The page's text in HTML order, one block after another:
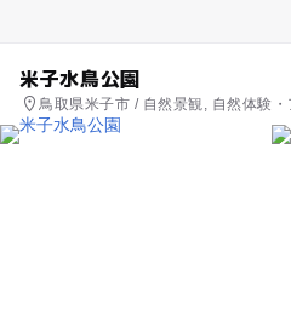
米子水鳥公園
鳥取県米子市 / 自然景観, 自然体験・